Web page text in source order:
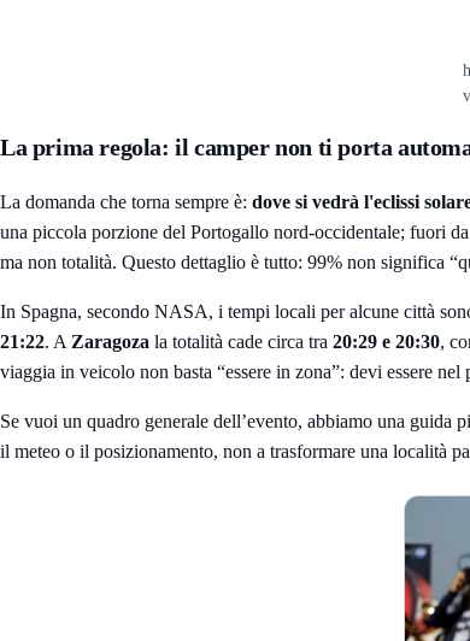
La prima regola: il camper non ti porta
La domanda che torna sempre è: dove si vedrà l'eclissi
una piccola porzione del Portogallo nord-occidentale; fuori
ma non totalità. Questo dettaglio è tutto: 99% non significa
In Spagna, secondo NASA, i tempi locali per alcune città
21:22. A Zaragoza la totalità cade circa tra 20:29 e 20:30,
viaggia in veicolo non basta “essere in zona”: devi essere nel
Se vuoi un quadro generale dell’evento, abbiamo una guida
il meteo o il posizionamento, non a trasformare una località